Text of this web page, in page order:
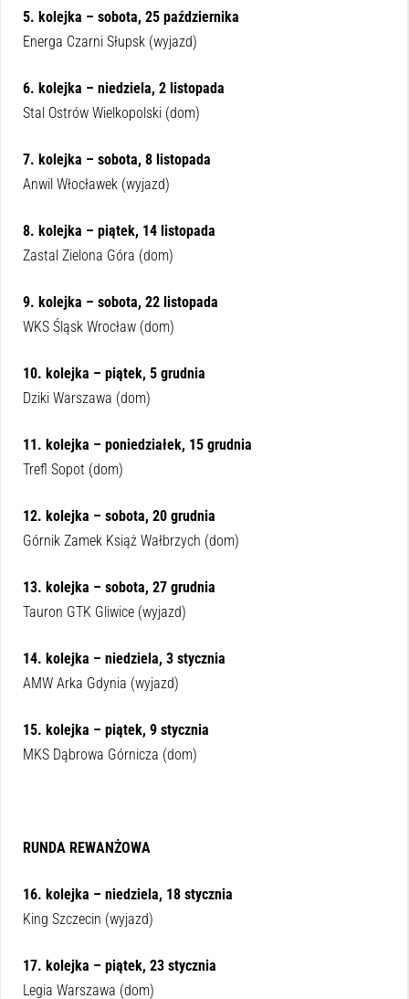
5. kolejka – sobota, 25 października
Energa Czarni Słupsk (wyjazd)
6. kolejka – niedziela, 2 listopada
Stal Ostrów Wielkopolski (dom)
7. kolejka – sobota, 8 listopada
Anwil Włocławek (wyjazd)
8. kolejka – piątek, 14 listopada
Zastal Zielona Góra (dom)
9. kolejka – sobota, 22 listopada
WKS Śląsk Wrocław (dom)
10. kolejka – piątek, 5 grudnia
Dziki Warszawa (dom)
11. kolejka – poniedziałek, 15 grudnia
Trefl Sopot (dom)
12. kolejka – sobota, 20 grudnia
Górnik Zamek Książ Wałbrzych (dom)
13. kolejka – sobota, 27 grudnia
Tauron GTK Gliwice (wyjazd)
14. kolejka – niedziela, 3 stycznia
AMW Arka Gdynia (wyjazd)
15. kolejka – piątek, 9 stycznia
MKS Dąbrowa Górnicza (dom)
RUNDA REWANŻOWA
16. kolejka – niedziela, 18 stycznia
King Szczecin (wyjazd)
17. kolejka – piątek, 23 stycznia
Legia Warszawa (dom)